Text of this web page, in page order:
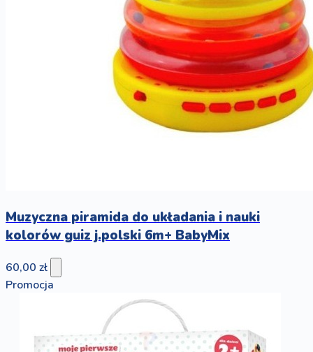
Muzyczna piramida do układania i nauki
kolorów guiz j.polski 6m+ BabyMix
60,00 zł
Promocja